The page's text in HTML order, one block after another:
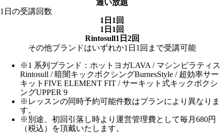
通い放題
1日の受講回数
1日1回
1日1回
Rintosull1日2回
その他ブランドはいずれか1日1回まで受講可能
※1 系列ブランド：ホットヨガLAVA / マシンピラティス
Rintosull / 暗闇キックボクシングBurnesStyle / 超効率サー
キットFIVE ELEMENT FIT / サーキット式キックボクシ
ングUPPER 9
※レッスンの同時予約可能件数はプランにより異なりま
す。
※別途、初回引落し時より運営管理費として毎月680円
（税込）を頂戴いたします。